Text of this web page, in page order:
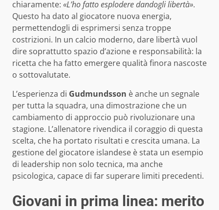
chiaramente: «L’ho fatto esplodere dandogli libertà».
Questo ha dato al giocatore nuova energia,
permettendogli di esprimersi senza troppe
costrizioni. In un calcio moderno, dare libertà vuol
dire soprattutto spazio d’azione e responsabilità: la
ricetta che ha fatto emergere qualità finora nascoste
o sottovalutate.
L’esperienza di Gudmundsson è anche un segnale
per tutta la squadra, una dimostrazione che un
cambiamento di approccio può rivoluzionare una
stagione. L’allenatore rivendica il coraggio di questa
scelta, che ha portato risultati e crescita umana. La
gestione del giocatore islandese è stata un esempio
di leadership non solo tecnica, ma anche
psicologica, capace di far superare limiti precedenti.
Giovani in prima linea: merito